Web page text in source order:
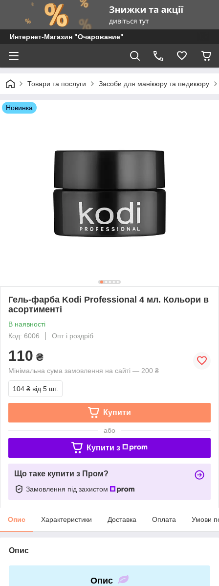
Интернет-Магазин "Очарование"
Товари та послуги Засоби для манікюру та педикюру
Новинка
Гель-фарба Kodi Professional 4 мл. Кольори в
асортименті
В наявності
Код: 6006
Опт і роздріб
110 ₴
Мінімальна сума замовлення на сайті — 200 ₴
104 ₴ від 5 шт.
Купити
або
Купити з
Що таке купити з Пром?
Замовлення під захистом
Опис Характеристики Доставка Оплата Умови
Опис
Опис